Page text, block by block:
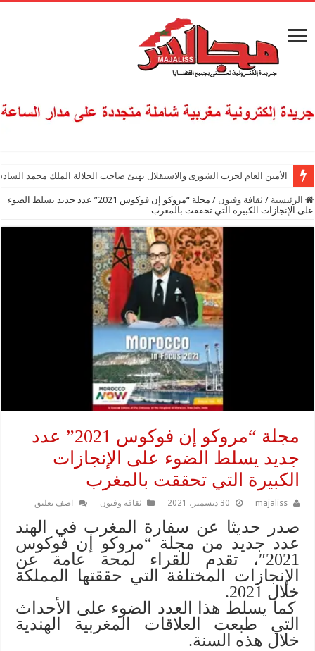
الأمين العام لحزب الشورى والاستقلال يهنئ صاحب الجلالة الملك محمد
الرئيسية / ثقافة وفنون /
مجلة “مروكو إن فوكوس 2021” عدد جديد يسلط الضوء
على الإنجازات الكبيرة التي تحققت بالمغرب
مجلة “مروكو إن فوكوس 2021” عدد
جديد يسلط الضوء على الإنجازات
الكبيرة التي تحققت بالمغرب
majaliss 30 ديسمبر، 2021 ثقافة وفنون اضف تعليق
صدر حديثا عن سفارة المغرب في الهند
عدد جديد من مجلة “مروكو إن فوكوس
2021″، تقدم للقراء لمحة عامة عن
الإنجازات المختلفة التي حققتها المملكة
خلال 2021.
كما يسلط هذا العدد الضوء على الأحداث
التي طبعت العلاقات المغربية الهندية
خلال هذه السنة.